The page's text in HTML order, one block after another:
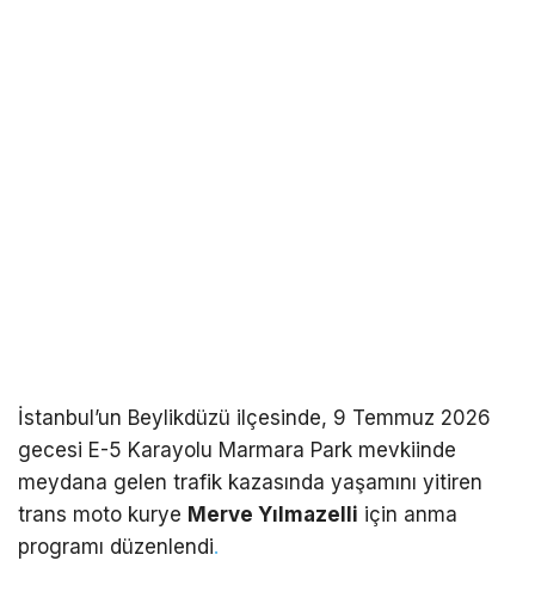
İstanbul’un Beylikdüzü ilçesinde, 9 Temmuz 2026
gecesi E-5 Karayolu Marmara Park mevkiinde
meydana gelen trafik kazasında yaşamını yitiren
trans moto kurye Merve Yılmazelli için anma
programı düzenlendi.